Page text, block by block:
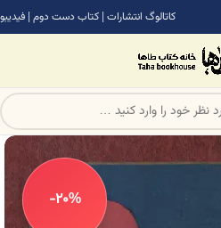
کاتالوگ انتشارات | کتاب دست دوم | فیدیبو
-20%